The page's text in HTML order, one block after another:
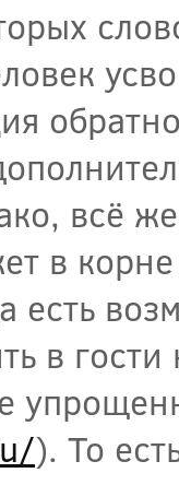
всё
в
есть
в
). То